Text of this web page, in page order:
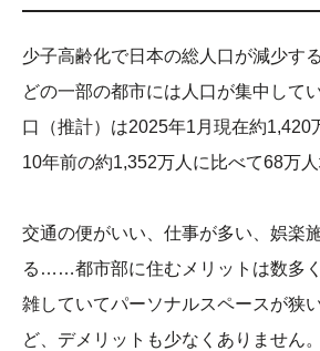
少子高齢化で日本の総人口が減少す
どの一部の都市には人口が集中して
口（推計）は2025年1月現在約1,420
10年前の約1,352万人に比べて68万人
交通の便がいい、仕事が多い、娯楽
る……都市部に住むメリットは数多
雑していてパーソナルスペースが狭
ど、デメリットも少なくありません。